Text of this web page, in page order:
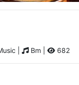
| Bm | 682